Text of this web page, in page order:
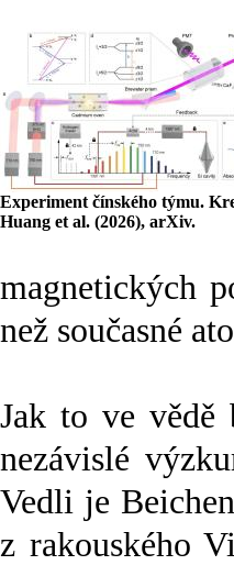
Experiment čínského týmu.
Huang et al. (2026), arXiv.
magnetických
než současné
Jak to ve vědě
nezávislé
Vedli je
z rakouského